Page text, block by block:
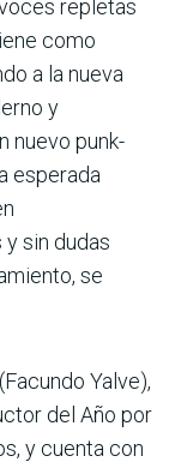
repletas
como
a la nueva
y
nuevo punk-
esperada
sin dudas
se
Yalve),
del Año por
y cuenta con